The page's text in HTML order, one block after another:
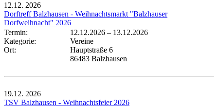
12.12. 2026
Dorftreff Balzhausen - Weihnachtsmarkt "Balzhauser
Dorfweihnacht" 2026
Termin:
12.12.2026 – 13.12.2026
Kategorie:
Vereine
Ort:
Hauptstraße 6
86483 Balzhausen
19.12. 2026
TSV Balzhausen - Weihnachtsfeier 2026